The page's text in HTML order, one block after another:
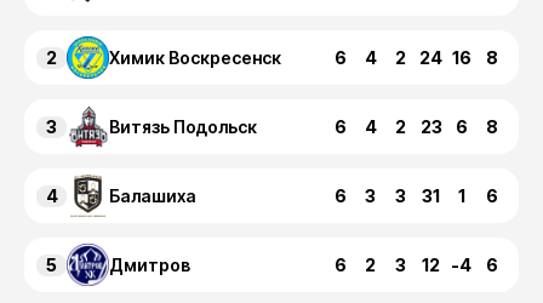
2 Химик Воскресенск 6 4 2 24 16 8
3 Витязь Подольск 6 4 2 23 6 8
4 Балашиха 6 3 3 31 1 6
5 Дмитров 6 2 3 12 -4 6